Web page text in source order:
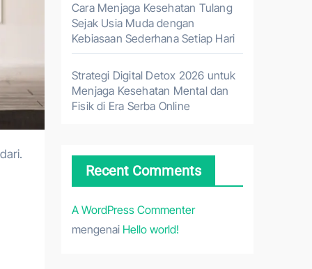
Cara Menjaga Kesehatan Tulang
Sejak Usia Muda dengan
Kebiasaan Sederhana Setiap Hari
Strategi Digital Detox 2026 untuk
Menjaga Kesehatan Mental dan
Fisik di Era Serba Online
Recent Comments
A WordPress Commenter
mengenai Hello world!